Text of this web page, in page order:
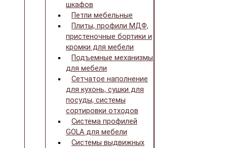
шкафов
Петли мебельные
Плиты, профили МДФ,
пристеночные бортики и
кромки для мебели
Подъемные механизмы
для мебели
Сетчатое наполнение
для кухонь, сушки для
посуды, системы
сортировки отходов
Система профилей
GOLA для мебели
Системы выдвижных